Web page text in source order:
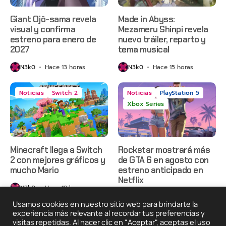
Giant Ojō-sama revela
visual y confirma
estreno para enero de
2027
N3k0 Hace 13 horas
Made in Abyss:
Mezameru Shinpi revela
nuevo tráiler, reparto y
tema musical
N3k0 Hace 15 horas
Noticias Switch 2
Minecraft llega a Switch
2 con mejores gráficos y
mucho Mario
N3k0 Hace 19 horas
Noticias
PlayStation 5
Xbox Series
Rockstar mostrará más
de GTA 6 en agosto con
estreno anticipado en
Netflix
Usamos cookies en nuestro sitio web para brindarte la
experiencia más relevante al recordar tus preferencias y
visitas repetidas. Al hacer clic en "Aceptar", aceptas el uso